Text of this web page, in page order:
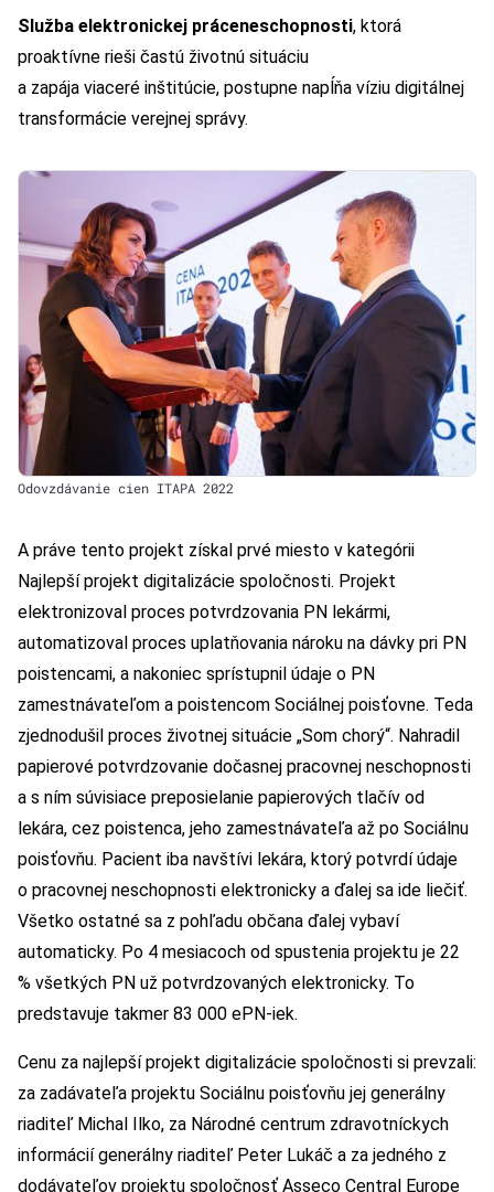
Služba elektronickej práceneschopnosti, ktorá
proaktívne rieši častú životnú situáciu
a zapája viaceré inštitúcie, postupne napĺňa víziu digitálnej
transformácie verejnej správy.
Odovzdávanie cien ITAPA 2022
A práve tento projekt získal prvé miesto v kategórii
Najlepší projekt digitalizácie spoločnosti. Projekt
elektronizoval proces potvrdzovania PN lekármi,
automatizoval proces uplatňovania nároku na dávky pri PN
poistencami, a nakoniec sprístupnil údaje o PN
zamestnávateľom a poistencom Sociálnej poisťovne. Teda
zjednodušil proces životnej situácie „Som chorý“. Nahradil
papierové potvrdzovanie dočasnej pracovnej neschopnosti
a s ním súvisiace preposielanie papierových tlačív od
lekára, cez poistenca, jeho zamestnávateľa až po Sociálnu
poisťovňu. Pacient iba navštívi lekára, ktorý potvrdí údaje
o pracovnej neschopnosti elektronicky a ďalej sa ide liečiť.
Všetko ostatné sa z pohľadu občana ďalej vybaví
automaticky. Po 4 mesiacoch od spustenia projektu je 22
% všetkých PN už potvrdzovaných elektronicky. To
predstavuje takmer 83 000 ePN-iek.
Cenu za najlepší projekt digitalizácie spoločnosti si prevzali:
za zadávateľa projektu Sociálnu poisťovňu jej generálny
riaditeľ Michal Ilko, za Národné centrum zdravotníckych
informácií generálny riaditeľ Peter Lukáč a za jedného z
dodávateľov projektu spoločnosť Asseco Central Europe